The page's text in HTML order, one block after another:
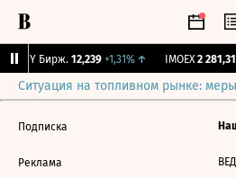
CNY Бирж. 12,239 +1,31%↑ IMOEX 2 281,31
Ситуация на топливном рынке:
Подписка
Реклама